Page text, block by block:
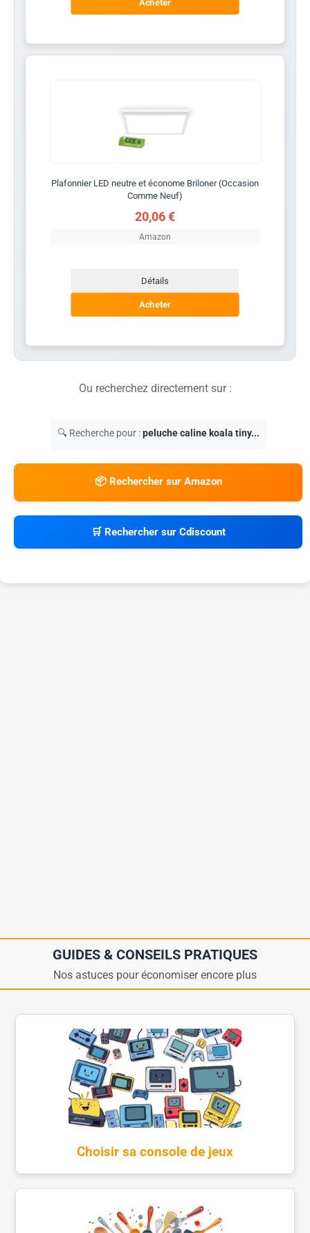
Acheter
Plafonnier LED neutre et économe Briloner (Occasion
Comme Neuf)
20,06 €
Amazon
Détails
Acheter
Ou recherchez directement sur :
🔍 Recherche pour :peluche caline koala tiny...
📦 Rechercher sur Amazon
🛒 Rechercher sur Cdiscount
GUIDES & CONSEILS PRATIQUES
Nos astuces pour économiser encore plus
Choisir sa console de jeux